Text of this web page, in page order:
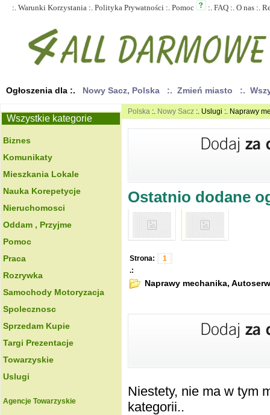
:. Warunki Korzystania :. Polityka Prywatności :. Pomoc :. FAQ :. O nas :.
Ogłoszenia dla :. Nowy Sacz, Polska :. Zmień miasto :.
Wszystkie kategorie
Biznes
Komunikaty
Mieszkania Lokale
Nauka Korepetycje
Nieruchomosci
Oddam , Przyjme
Pomoc
Praca
Rozrywka
Samochody Motoryzacja
Spolecznosc
Sprzedam Kupie
Targi Prezentacje
Towarzyskie
Uslugi
Agencje Towarzyskie
Polska :. Nowy Sacz :. Uslugi :. Naprawy
Ostatnio dodane
Strona:
1
.:
Naprawy mechanika,
Niestety, nie ma w tym
kategorii..